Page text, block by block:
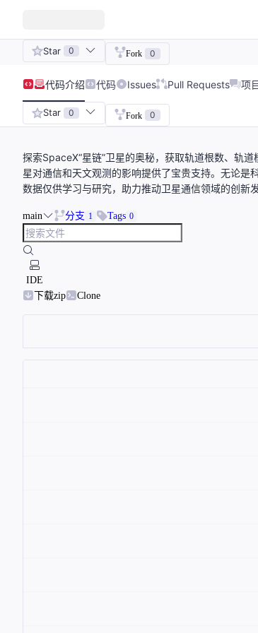
Star 0 Fork 0
代码介绍 代码 Issues Pull Requests 项
Star 0 Fork 0
探索SpaceX“星链”卫星的奥秘，获取轨道根数、轨
星对通信和天文观测的影响提供了宝贵支持。无论是
数据仅供学习与研究，助力推动卫星通信领域的创新
main 分支 1 Tags 0
IDE
下载zip
Clone